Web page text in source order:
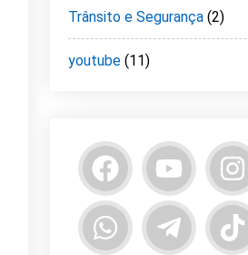
Trânsito e Segurança (2)
youtube (11)